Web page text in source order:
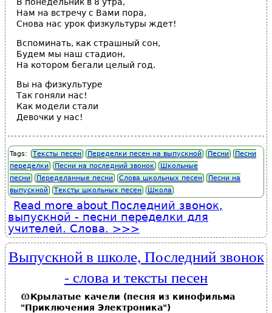
Нам на встречу с Вами пора,
Снова нас урок физкультуры ждет!
Вспоминать, как страшный сон,
Будем мы наш стадион,
На котором бегали целый год.
Вы на физкультуре
Так гоняли нас!
Как модели стали
Девочки у нас!
Tags: Тексты песен Переделки песен на выпускной Песни
Песни
переделки
Песни на последний звонок
Школьные
песни
Переделанные песни Слова школьных песен
Песни на
выпускной
Тексты школьных песен Школа
Read more about Последний звонок,
выпускной - песни переделки для
учителей. Слова.
Выпускной в школе, Последний звонок
- слова и тексты песен
Крылатые качели (песня из кинофильма
"Приключения Электроника")